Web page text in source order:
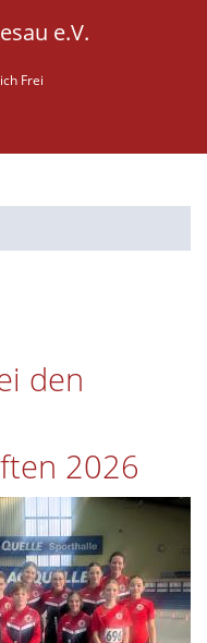
e.V.
Frei
den
2026